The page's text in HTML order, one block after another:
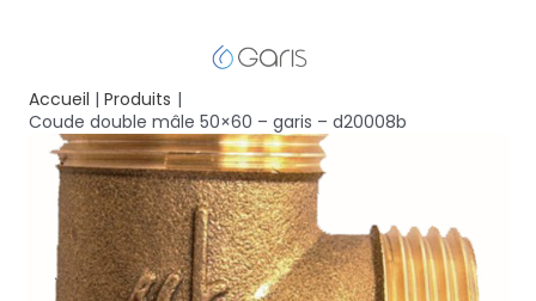
Accueil
Produits
Coude double mâle 50×60 – garis – d20008b